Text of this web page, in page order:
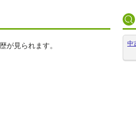
が見られます。 中